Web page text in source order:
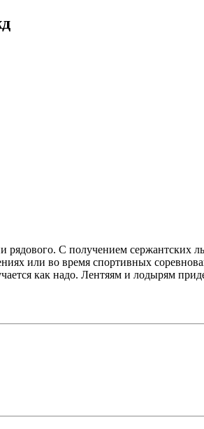
С получением сержантских
или во время спортивных
как надо. Лентяям и лодырям